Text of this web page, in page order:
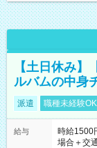
【土日休み
ルバムの中身
派遣 職種未経験OK
給与
時給1500
場合＋交